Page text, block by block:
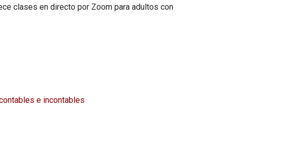
clases en directo por Zoom para adultos con
e incontables